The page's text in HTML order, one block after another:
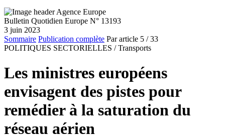
Bulletin Quotidien Europe N° 13193
3 juin 2023
Sommaire Publication complète Par article 5 / 33
POLITIQUES SECTORIELLES / Transports
Les ministres européens
envisagent des pistes pour
remédier à la saturation du
réseau aérien